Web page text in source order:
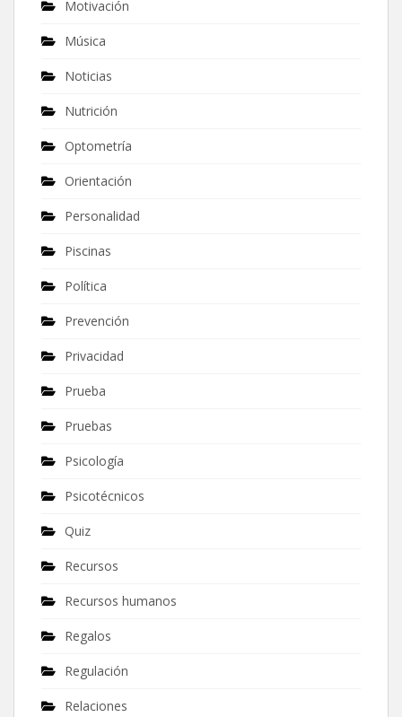
Motivación
Música
Noticias
Nutrición
Optometría
Orientación
Personalidad
Piscinas
Política
Prevención
Privacidad
Prueba
Pruebas
Psicología
Psicotécnicos
Quiz
Recursos
Recursos humanos
Regalos
Regulación
Relaciones